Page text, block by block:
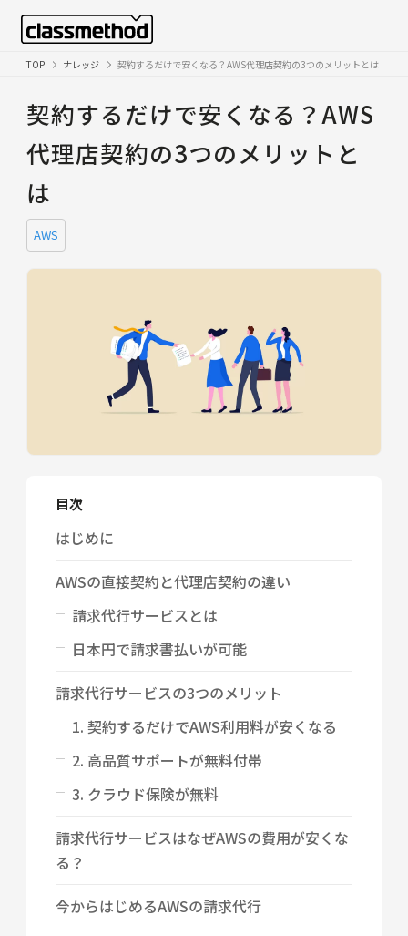
TOP ナレッジ 契約するだけで安くなる？AWS代理店契約の3つのメリットとは
契約するだけで安くなる？AWS
代理店契約の3つのメリットと
は
AWS
目次
はじめに
AWSの直接契約と代理店契約の違い
請求代行サービスとは
日本円で請求書払いが可能
請求代行サービスの3つのメリット
1. 契約するだけでAWS利用料が安くなる
2. 高品質サポートが無料付帯
3. クラウド保険が無料
請求代行サービスはなぜAWSの費用が安くな
る？
今からはじめるAWSの請求代行